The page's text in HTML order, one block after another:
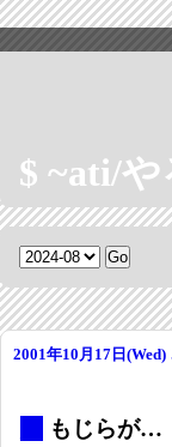
$ ~ati/や
2001年10月17日(Wed)
もじらが…